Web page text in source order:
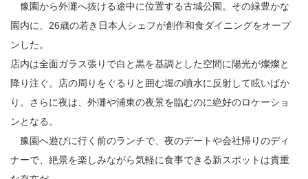
豫園から外灘へ抜ける途中に位置する古城公園。その緑豊かな
園内に、26歳の若き日本人シェフが創作和食ダイニングをオープ
ンした。
店内は全面ガラス張りで白と黒を基調とした空間に陽光が燦燦と
降り注ぐ。店の周りをぐるりと囲む堀の噴水に反射して眩いばか
り。さらに夜は、外灘や浦東の夜景を臨むのに絶好のロケーショ
ンとなる。
豫園へ遊びに行く前のランチで、夜のデートや会社帰りのディ
ナーで、絶景を楽しみながら気軽に食事できる新スポットは貴重